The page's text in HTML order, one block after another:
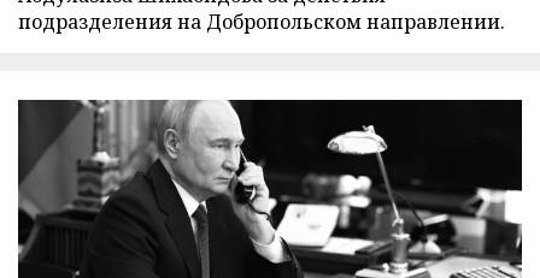
подразделения на Добропольском направлении.